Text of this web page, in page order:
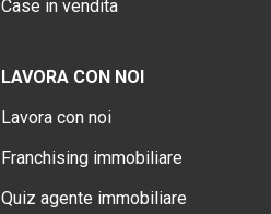
Case in vendita
LAVORA CON NOI
Lavora con noi
Franchising immobiliare
Quiz agente immobiliare